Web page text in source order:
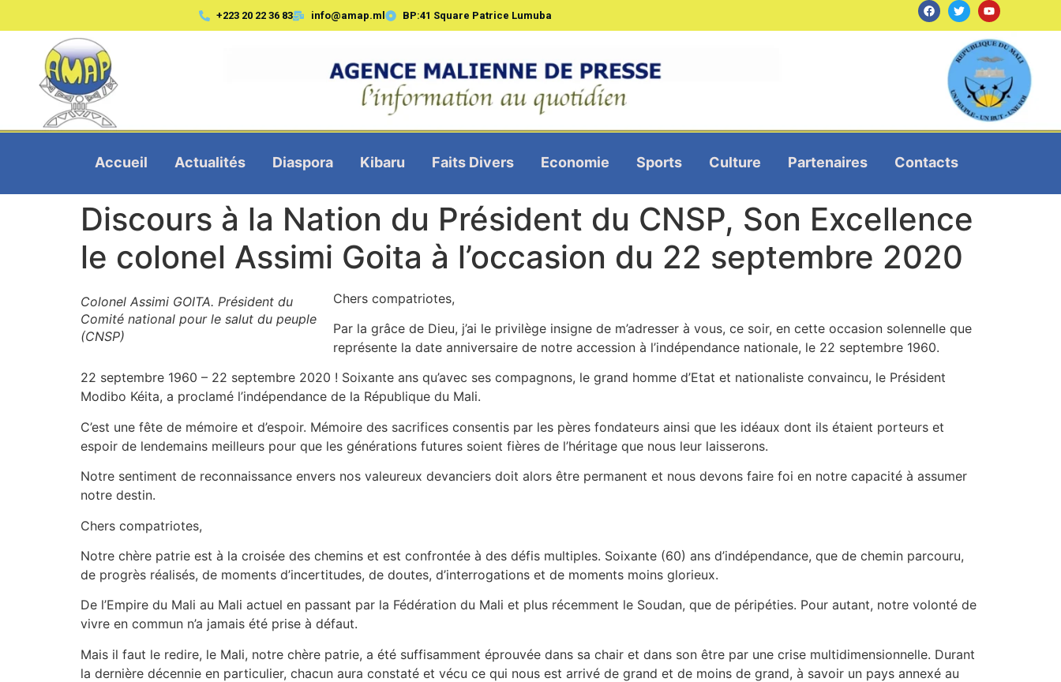
+223 20 22 36 83 info@amap.ml BP:41 Square Patrice Lumuba
Accueil Actualités Diaspora Kibaru Faits Divers Economie Sports Culture Partenaires Contacts
Discours à la Nation du Président du CNSP, Son Excellence
le colonel Assimi Goita à l’occasion du 22 septembre 2020
Colonel Assimi GOITA. Président du
Comité national pour le salut du peuple
(CNSP)
Chers compatriotes,
Par la grâce de Dieu, j’ai le privilège insigne de m’adresser à vous, ce soir, en cette occasion solennelle que
représente la date anniversaire de notre accession à l’indépendance nationale, le 22 septembre 1960.
22 septembre 1960 – 22 septembre 2020 ! Soixante ans qu’avec ses compagnons, le grand homme d’Etat et nationaliste convaincu, le Président
Modibo Kéita, a proclamé l’indépendance de la République du Mali.
C’est une fête de mémoire et d’espoir. Mémoire des sacrifices consentis par les pères fondateurs ainsi que les idéaux dont ils étaient porteurs et
espoir de lendemains meilleurs pour que les générations futures soient fières de l’héritage que nous leur laisserons.
Notre sentiment de reconnaissance envers nos valeureux devanciers doit alors être permanent et nous devons faire foi en notre capacité à assumer
notre destin.
Chers compatriotes,
Notre chère patrie est à la croisée des chemins et est confrontée à des défis multiples. Soixante (60) ans d’indépendance, que de chemin parcouru,
de progrès réalisés, de moments d’incertitudes, de doutes, d’interrogations et de moments moins glorieux.
De l’Empire du Mali au Mali actuel en passant par la Fédération du Mali et plus récemment le Soudan, que de péripéties. Pour autant, notre volonté de
vivre en commun n’a jamais été prise à défaut.
Mais il faut le redire, le Mali, notre chère patrie, a été suffisamment éprouvée dans sa chair et dans son être par une crise multidimensionnelle. Durant
la dernière décennie en particulier, chacun aura constaté et vécu ce qui nous est arrivé de grand et de moins de grand, à savoir un pays annexé au